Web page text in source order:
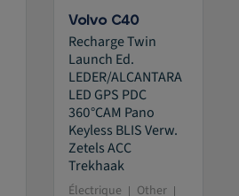
Volvo C40
Recharge Twin
Launch Ed.
LEDER/ALCANTARA
LED GPS PDC
360°CAM Pano
Keyless BLIS Verw.
Zetels ACC
Trekhaak
Électrique
Other